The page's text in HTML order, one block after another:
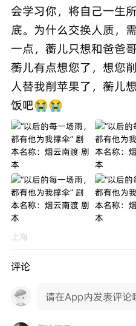
会学习你，将自己一生
底。为什么交换人质，
一点，蘅儿只想和爸爸
蘅儿有点想您了，想您
人替我削苹果了，蘅儿
饭吧😭😭
上海
评论
请在App内发表评论